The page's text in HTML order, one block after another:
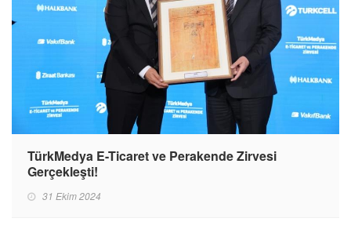
TürkMedya E-Ticaret ve Perakende Zirvesi
Gerçekleşti!
31 Ekim 2024